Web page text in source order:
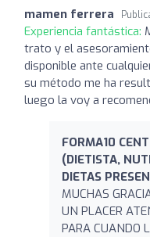
mamen ferrera
Experiencia fantástica:
trato y el
disponible ante
su método me ha
luego la voy a
FORMA10
(DIETISTA,
DIETAS
MUCHAS
UN PLACER
PARA CUANDO